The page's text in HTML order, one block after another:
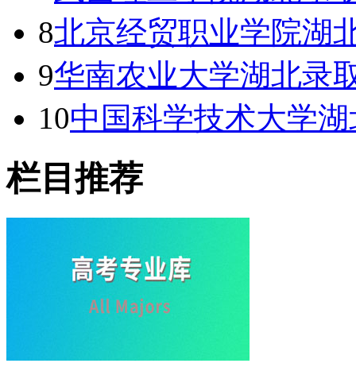
8北京经贸职业学院湖
9华南农业大学湖北录
10中国科学技术大学
栏目推荐